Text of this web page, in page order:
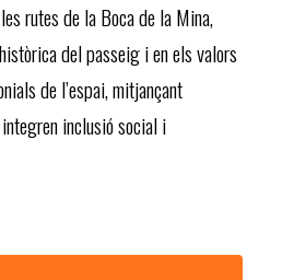
rutes de la Boca de la Mina,
del passeig i en els valors
de l’espai, mitjançant
inclusió social i